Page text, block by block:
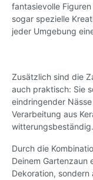
fantasievolle
sogar spezielle
jeder Umgebung
Zusätzlich sind die
auch praktisch: Sie
eindringender
Verarbeitung aus
witterungsbeständig.
Durch die
Deinem Gartenzaun
Dekoration,